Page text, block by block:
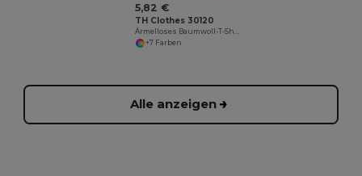
5,82 €
TH Clothes 30120
+7 Farben
Alle anzeigen